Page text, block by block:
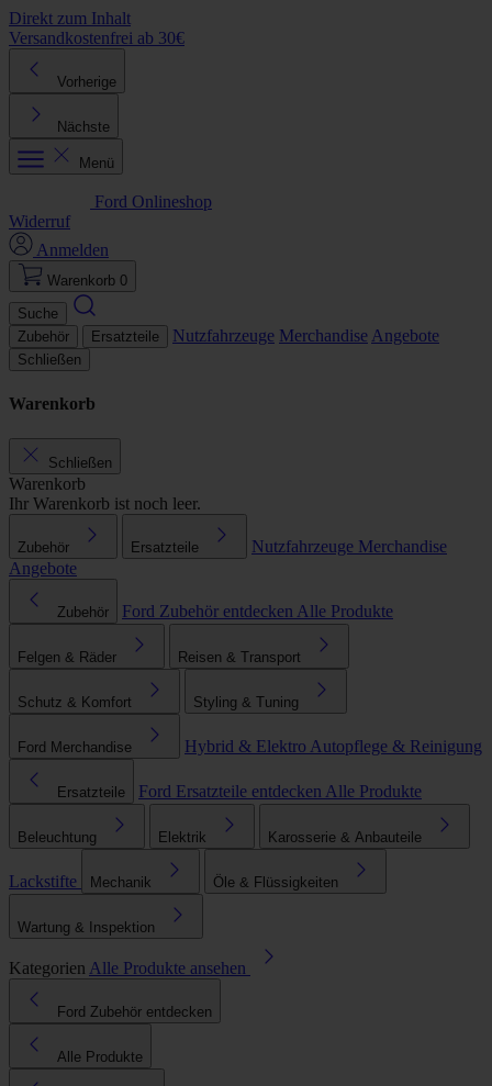
Direkt zum Inhalt
Versandkostenfrei ab 30€
Vorherige
Nächste
Menü
Ford Onlineshop
Widerruf
Anmelden
Warenkorb 0
Suche
Zubehör
Ersatzteile Nutzfahrzeuge Merchandise Angebote
Schließen
Warenkorb
Schließen
Warenkorb
Ihr Warenkorb ist noch leer.
Zubehör Ersatzteile Nutzfahrzeuge Merchandise
Angebote
Zubehör Ford Zubehör entdecken Alle Produkte
Felgen & Räder Reisen & Transport
Schutz & Komfort Styling & Tuning
Ford Merchandise Hybrid & Elektro Autopflege & Reinigung
Ersatzteile Ford Ersatzteile entdecken Alle Produkte
Beleuchtung Elektrik Karosserie & Anbauteile
Lackstifte Mechanik Öle & Flüssigkeiten
Wartung & Inspektion
Kategorien Alle Produkte ansehen
Ford Zubehör entdecken
Alle Produkte